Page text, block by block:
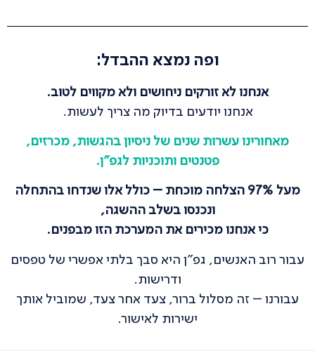
ופה נמצא ההבדל:
אנחנו לא זורקים ניחושים ולא מקווים לטוב.
אנחנו יודעים בדיוק מה צריך לעשות.
מאחורינו עשרות שנים של ניסיון בהגשות, מכרזים,
פטנטים ותוכניות לגפ"ן.
מעל 97% הצלחה מוכחת – כולל אלו שנדחו בהתחלה
ונכנסו בשלב ההשגה,
כי אנחנו מכירים את המערכת הזו מבפנים.
עבור רוב האנשים, גפ"ן היא סבך בלתי אפשרי של טפסים
ודרישות.
עבורנו – זה מסלול ברור, צעד אחר צעד, שמוביל אותך
ישירות לאישור.